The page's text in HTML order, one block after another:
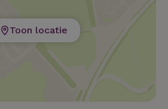
Toon locatie